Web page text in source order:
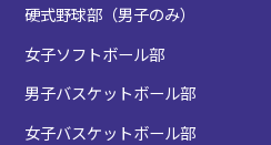
硬式野球部（男子のみ）
女子ソフトボール部
男子バスケットボール部
女子バスケットボール部